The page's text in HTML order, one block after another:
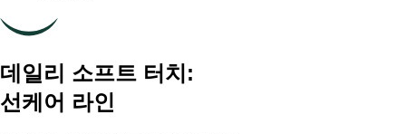
데일리 소프트 터치:
선케어 라인